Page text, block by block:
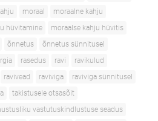
moraal
moraalne kahju
hüvitamine
moraalse kahju hüvitis
õnnetus
õnnetus sünnitusel
rasedus ravi
ravikulud
ravivead raviviga
raviviga sünnitusel
takistusele otsasõit
vastutuskindlustuse seadus